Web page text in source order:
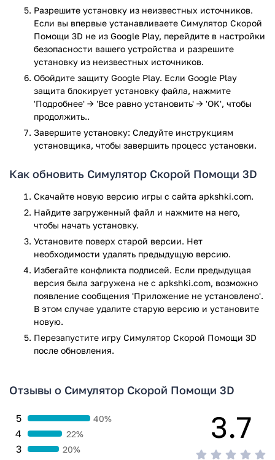
Приложение обладает ярко выраженными особенностями
– есть восемь разных моделей авто, можно легко выбрать
понравившийся, присутствует отдельная услуга, чтобы
скачать. Высокая детализация обстановки, потрясающая
графика, механика не дадут оторваться от происходящего,
полностью увлекут в процесс. Есть обширная игровая
карта, которая проложена по городским улицам и
водителю, прежде чем добраться до пункта назначения,
надо преодолеть немалые расстояния и пробки. Есть
несколько моделей камер, система подсказок, красочно
переданы повреждения и травмы. Даже при столь высоком
автомобиля являются очень простыми, для управления
конечно экрана мобильного или планшета. Благодаря
полностью автоматизированной установке, значительно
облегчается процедура инсталляции и подготовки к
запуску. Доступно скачивание на телефон, услуга
предлагается бесплатно.
Игра понравится почитателям автомобильных
симуляторов, также геймерам, которые обращают
внимание на реалистичность событий, желают испытать
драйв. Конечно, мечтающие быть вовлеченным в сферу
медицины и лечить людей тоже переживут массу
волнующих минут. Когда поступает вызов, надо
немедленно садиться за руль и отправляться в путь!
антивирусом VirusTotal. В результате проверки по всем
Разрешите установку из неизвестных источников.
Если вы впервые устанавливаете Симулятор Скорой
Помощи 3D не из Google Play, перейдите в настройки
безопасности вашего устройства и разрешите
установку из неизвестных источников.
Обойдите защиту Google Play. Если Google Play
защита блокирует установку файла, нажмите
'Подробнее' → 'Все равно установить' → 'OK', чтобы
продолжить..
Завершите установку: Следуйте инструкциям
установщика, чтобы завершить процесс установки.
Как обновить Симулятор Скорой Помощи 3D
Скачайте новую версию игры с сайта apkshki.com.
Найдите загруженный файл и нажмите на него,
чтобы начать установку.
Установите поверх старой версии. Нет
необходимости удалять предыдущую версию.
Избегайте конфликта подписей. Если предыдущая
версия была загружена не с apkshki.com, возможно
появление сообщения 'Приложение не установлено'.
В этом случае удалите старую версию и установите
новую.
Перезапустите игру Симулятор Скорой Помощи 3D
после обновления.
Отзывы о Симулятор Скорой Помощи 3D
3 20%
4 22%
5 40% 3.7